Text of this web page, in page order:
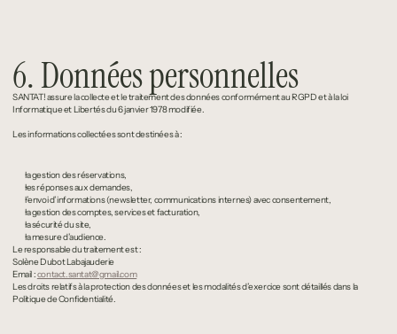
6. Données personnelles
SANTAT! assure la collecte et le traitement des données conformément au RGPD et à la loi
Informatique et Libertés du 6 janvier 1978 modifiée.
Les informations collectées sont destinées à :
la gestion des réservations,
les réponses aux demandes,
l’envoi d’informations (newsletter, communications internes) avec consentement,
la gestion des comptes, services et facturation,
la sécurité du site,
la mesure d’audience.
Le responsable du traitement est :
Solène Dubot Labajauderie
Email : contact.santat@gmail.com
Les droits relatifs à la protection des données et les modalités d’exercice sont détaillés dans la
Politique de Confidentialité.